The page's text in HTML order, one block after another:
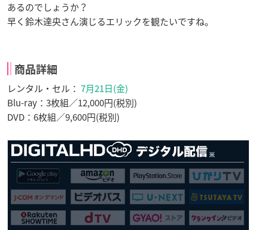
あるのでしょうか？
早く鈴木達央さん演じるエリックを観たいですね。
商品詳細
レンタル・セル： 7月21日(金)
Blu-ray：3枚組／12,000円(税別)
DVD：6枚組／9,600円(税別)